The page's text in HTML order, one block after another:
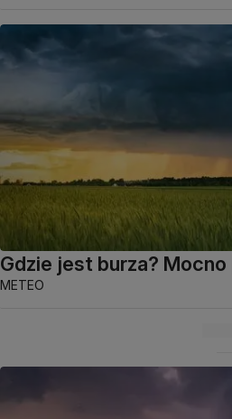
Gdzie jest burza?
METEO